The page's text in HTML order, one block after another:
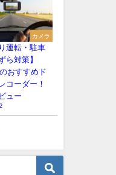
カメラ
運転・駐車
ら対策】
おすすめド
コーダー！
ュー